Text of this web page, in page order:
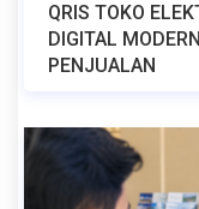
QRIS TOKO
DIGITAL
PENJUALAN